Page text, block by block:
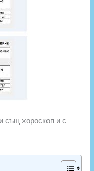
същ хороскоп и с